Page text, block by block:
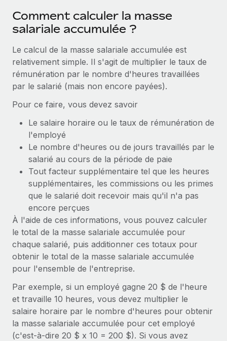
Comment Phiture gère ses 55 employés
répartis dans 19 pays grâce à Remote
croissance mobile internationale, encourage les...
En savoir plus
Comment calculer la masse
salariale accumulée ?
Le calcul de la masse salariale accumulée est
relativement simple. Il s'agit de multiplier le taux de
rémunération par le nombre d'heures travaillées
par le salarié (mais non encore payées).
Pour ce faire, vous devez savoir
Le salaire horaire ou le taux de rémunération de
l'employé
Le nombre d'heures ou de jours travaillés par le
salarié au cours de la période de paie
Tout facteur supplémentaire tel que les heures
supplémentaires, les commissions ou les primes
que le salarié doit recevoir mais qu'il n'a pas
encore perçues
À l'aide de ces informations, vous pouvez calculer
le total de la masse salariale accumulée pour
chaque salarié, puis additionner ces totaux pour
obtenir le total de la masse salariale accumulée
pour l'ensemble de l'entreprise.
Par exemple, si un employé gagne 20 $ de l'heure
et travaille 10 heures, vous devez multiplier le
salaire horaire par le nombre d'heures pour obtenir
la masse salariale accumulée pour cet employé
(c'est-à-dire 20 $ x 10 = 200 $). Si vous avez